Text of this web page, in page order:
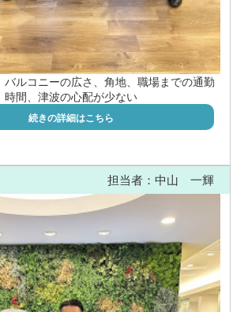
バルコニーの広さ、角地、職場までの通勤
時間、津波の心配が少ない
続きの詳細はこちら
担当者：中山 一輝